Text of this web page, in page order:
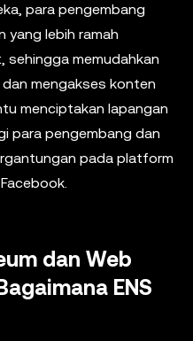
para pengembang
yang lebih ramah
sehingga memudahkan
mengakses konten
menciptakan lapangan
para pengembang dan
pada platform
dan Web
ENS